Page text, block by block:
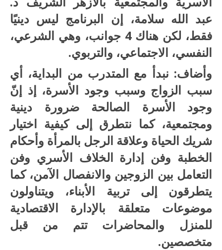
عبد الله سلامة، إن البرنامج ليس دينيًا
فقط، لكن هناك 4 جوانب، وهي الشرعي،
النفسي، الاجتماعي، والتربوي.
وأضاف: نبدأ مع المتدرب من البداية، أي
سبب الزواج وسبب وجود الأسرة، إذ إنّ
وجود الأسرة الصالحة ضرورة دينية
ومجتمعية، كما نتطرق إلى كيفية اختيار
شريك الحياة وعلاقة الرجل بالمرأة وأحكام
الخطبة وفن إدارة الخلاف الأسري وفن
التعامل بين الزوجين والانفصال الآمن، كما
يتطرقون إلى تربية الأبناء، ويتناولون
موضوعات متعلقة بالإدارة الاقتصادية
للمنزل والمحاضرات تتم من قبل
متخصصين.